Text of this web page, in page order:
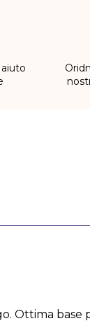
Ottima base